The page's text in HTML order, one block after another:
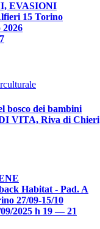
EVASIONI
15 Torino
2026
bosco dei bambini
VITA, Riva di Chieri
Habitat - Pad. A
27/09-15/10
2025 h 19 — 21